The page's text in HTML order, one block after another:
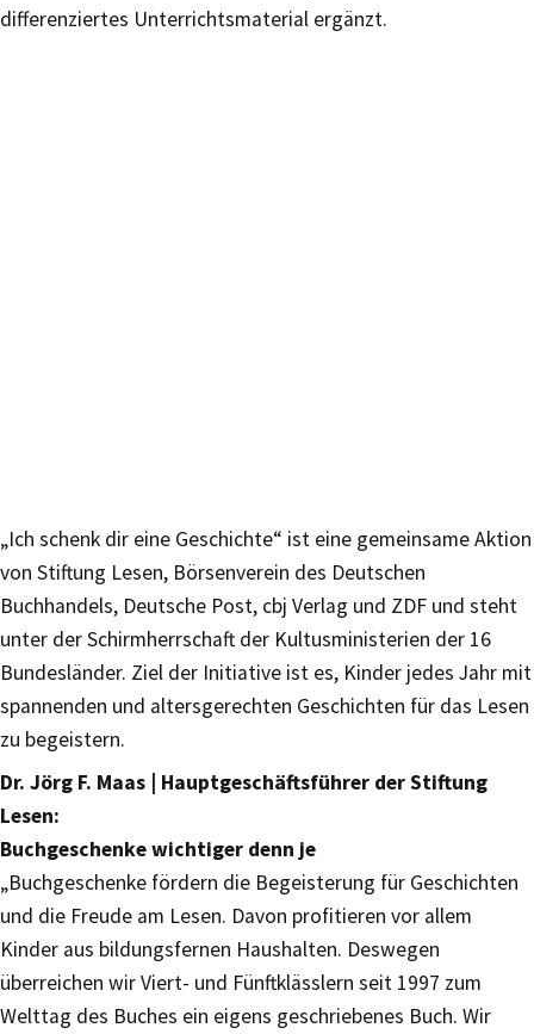
differenziertes Unterrichtsmaterial ergänzt.
„Ich schenk dir eine Geschichte“ ist eine gemeinsame Aktion
von Stiftung Lesen, Börsenverein des Deutschen
Buchhandels, Deutsche Post, cbj Verlag und ZDF und steht
unter der Schirmherrschaft der Kultusministerien der 16
Bundesländer. Ziel der Initiative ist es, Kinder jedes Jahr mit
spannenden und altersgerechten Geschichten für das Lesen
zu begeistern.
Dr. Jörg F. Maas | Hauptgeschäftsführer der Stiftung
Lesen:
Buchgeschenke wichtiger denn je
„Buchgeschenke fördern die Begeisterung für Geschichten
und die Freude am Lesen. Davon profitieren vor allem
Kinder aus bildungsfernen Haushalten. Deswegen
überreichen wir Viert- und Fünftklässlern seit 1997 zum
Welttag des Buches ein eigens geschriebenes Buch. Wir